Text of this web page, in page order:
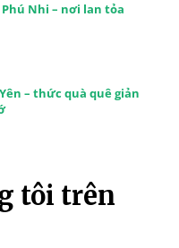
Nhi – nơi lan tỏa
– thức quà quê giản
tôi trên